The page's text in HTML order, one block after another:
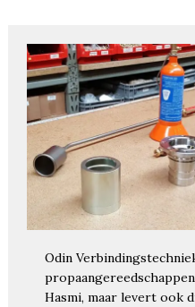
Odin
Hasmi, maar levert ook